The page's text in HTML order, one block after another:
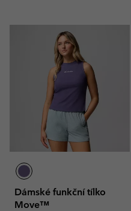
Dámské funkční tílko
Move™